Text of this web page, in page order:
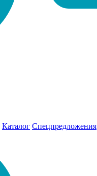
Каталог Спецпредложения